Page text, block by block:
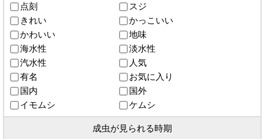
点刻
スジ
きれい
かっこいい
かわいい
地味
海水性
淡水性
汽水性
人気
有名
お気に入り
国内
国外
イモムシ
ケムシ
成虫が見られる時期